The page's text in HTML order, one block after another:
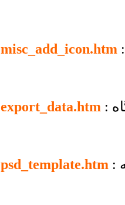
misc_add_icon.htm
export_data.htm
psd_template.htm